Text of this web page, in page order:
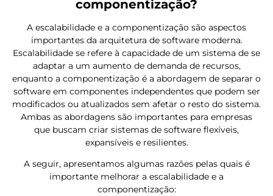
componentização?
A escalabilidade e a componentização são aspectos
importantes da arquitetura de software moderna.
Escalabilidade se refere à capacidade de um sistema de se
adaptar a um aumento de demanda de recursos,
enquanto a componentização é a abordagem de separar o
software em componentes independentes que podem ser
modificados ou atualizados sem afetar o resto do sistema.
Ambas as abordagens são importantes para empresas
que buscam criar sistemas de software flexíveis,
expansíveis e resilientes.
A seguir, apresentamos algumas razões pelas quais é
importante melhorar a escalabilidade e a
componentização: